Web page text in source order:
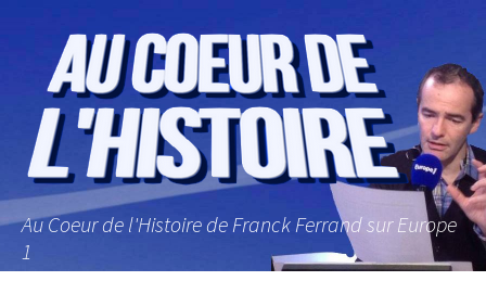
Au Coeur de l'Histoire de Franck Ferrand sur Europe
1